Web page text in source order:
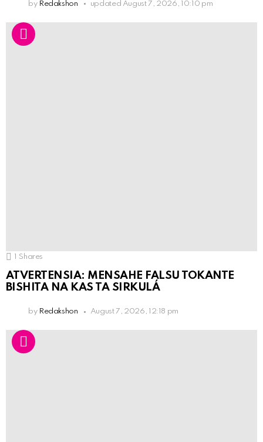
by Redakshon updated August 7, 2026, 10:10 pm
1 Shares
ATVERTENSIA: MENSAHE FALSU TOKANTE
BISHITA NA KAS TA SIRKULÁ
by Redakshon August 7, 2026, 12:18 pm